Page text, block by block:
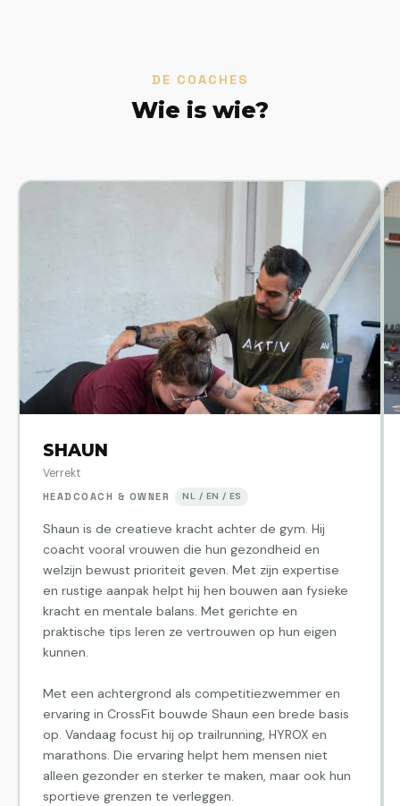
DE COACHES
Wie is wie?
SHAUN
Verrekt
HEADCOACH & OWNER NL / EN / ES
Shaun is de creatieve kracht achter de gym. Hij
coacht vooral vrouwen die hun gezondheid en
welzijn bewust prioriteit geven. Met zijn expertise
en rustige aanpak helpt hij hen bouwen aan fysieke
kracht en mentale balans. Met gerichte en
praktische tips leren ze vertrouwen op hun eigen
kunnen.
Met een achtergrond als competitiezwemmer en
ervaring in CrossFit bouwde Shaun een brede basis
op. Vandaag focust hij op trailrunning, HYROX en
marathons. Die ervaring helpt hem mensen niet
alleen gezonder en sterker te maken, maar ook hun
sportieve grenzen te verleggen.